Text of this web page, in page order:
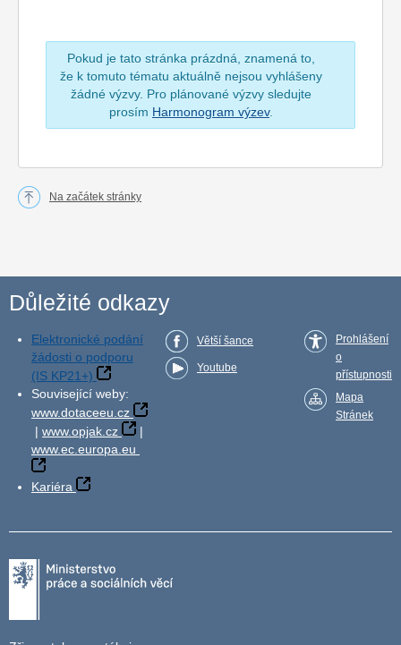
Pokud je tato stránka prázdná, znamená to,
že k tomuto tématu aktuálně nejsou vyhlášeny
žádné výzvy. Pro plánované výzvy sledujte
prosím Harmonogram výzev.
Na začátek stránky
Důležité odkazy
Elektronické podání
žádosti o podporu
(IS KP21+)
Související weby:
www.dotaceeu.cz
| www.opjak.cz
|
www.ec.europa.eu
Kariéra
Větší šance
Youtube
Prohlášení
o
přístupnosti
Mapa
Stránek